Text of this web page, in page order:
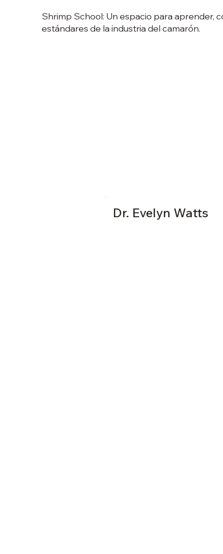
Shrimp School: Un espacio para aprender,
estándares de la industria del camarón.​
Dr. Evelyn Watts